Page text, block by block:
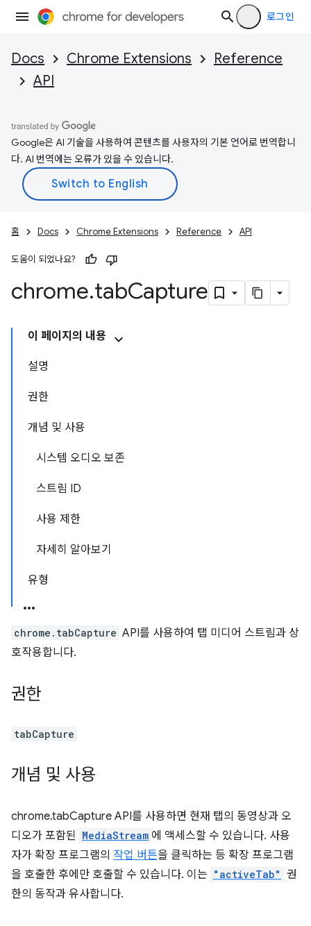
로그인
Docs Chrome Extensions
Reference
API
Google은 AI 기술을 사용하여 콘텐츠를 사용자의 기본 언어로 번역합니
다. AI 번역에는 오류가 있을 수 있습니다.
홈 Docs Chrome Extensions Reference API
도움이 되었나요?
chrome.tabCapture
이 페이지의 내용
설명
권한
개념 및 사용
시스템 오디오 보존
스트림 ID
사용 제한
자세히 알아보기
유형
chrome.tabCapture API를 사용하여 탭 미디어 스트림과 상
호작용합니다.
권한
tabCapture
개념 및 사용
chrome.tabCapture API를 사용하면 현재 탭의 동영상과 오
디오가 포함된 MediaStream 에 액세스할 수 있습니다. 사용
자가 확장 프로그램의 작업 버튼을 클릭하는 등 확장 프로그램
을 호출한 후에만 호출할 수 있습니다. 이는 "activeTab" 권
한의 동작과 유사합니다.